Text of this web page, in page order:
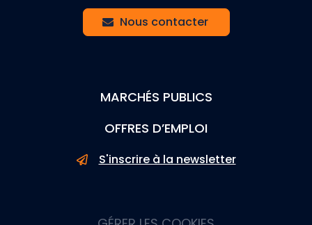
Nous contacter
MARCHÉS PUBLICS
OFFRES D’EMPLOI
S'inscrire à la newsletter